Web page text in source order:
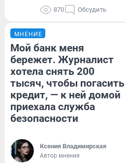
870 Обсудить
МНЕНИЕ
Мой банк меня
бережет. Журналист
хотела снять 200
тысяч, чтобы погасить
кредит, — к ней домой
приехала служба
безопасности
Ксения Владимирская
Автор мнения